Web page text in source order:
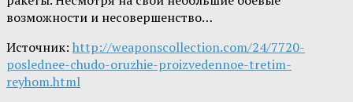
возможности и несовершенство…
Источник: http://weaponscollection.com/24/7720-
poslednee-chudo-oruzhie-proizvedennoe-tretim-
reyhom.html